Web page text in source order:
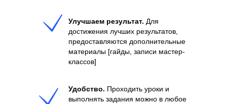
Улучшаем результат. Для
достижения лучших результатов,
предоставляются дополнительные
материалы [гайды, записи мастер-
классов]
Удобство. Проходить уроки и
выполнять задания можно в любое